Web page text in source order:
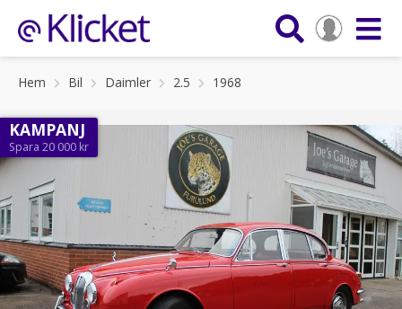
Hem Bil Daimler 2.5 1968
KAMPANJ
Spara 20 000 kr